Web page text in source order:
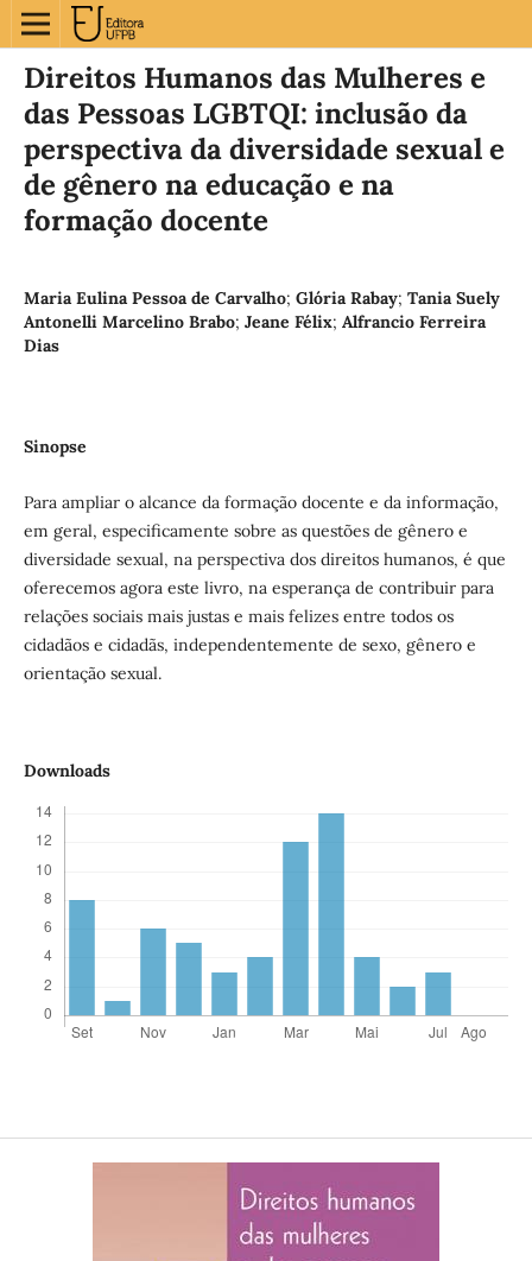
Direitos Humanos das Mulheres e
das Pessoas LGBTQI: inclusão da
perspectiva da diversidade sexual e
de gênero na educação e na
formação docente
Maria Eulina Pessoa de Carvalho; Glória Rabay; Tania Suely
Antonelli Marcelino Brabo; Jeane Félix; Alfrancio Ferreira
Dias
Sinopse
Para ampliar o alcance da formação docente e da informação,
em geral, especificamente sobre as questões de gênero e
diversidade sexual, na perspectiva dos direitos humanos, é que
oferecemos agora este livro, na esperança de contribuir para
relações sociais mais justas e mais felizes entre todos os
cidadãos e cidadãs, independentemente de sexo, gênero e
orientação sexual.
Downloads